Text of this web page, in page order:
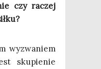
czy raczej
wyzwa­niem
sku­pie­nie